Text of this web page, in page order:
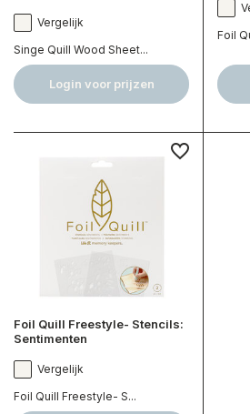
Vergelijk
Singe Quill Wood Sheet...
Login voor prijzen
Foil
Foil Quill Freestyle- Stencils:
Sentimenten
Vergelijk
Foil Quill Freestyle- S...